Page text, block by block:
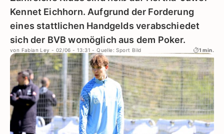
Kennet Eichhorn. Aufgrund der Forderung
eines stattlichen Handgelds verabschiedet
sich der BVB womöglich aus dem Poker.
von Fabian Ley - 02/06 - 13:31 - Quelle: Sport Bild 1 min.